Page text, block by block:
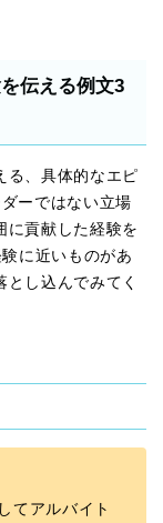
伝える例文3
る、具体的なエピ
ーではない立場
に貢献した経験を
に近いものがあ
し込んでみてく
てアルバイト